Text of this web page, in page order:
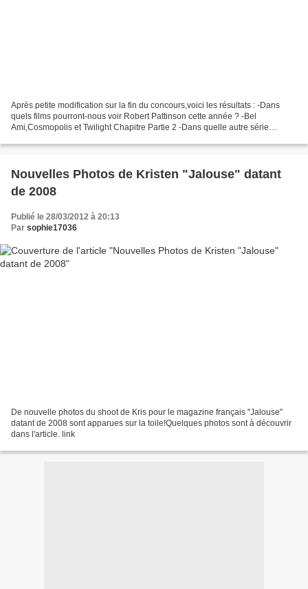
Après petite modification sur la fin du concours,voici les résultats : -Dans
quels films pourront-nous voir Robert Pattinson cette année ? -Bel
Ami,Cosmopolis et Twilight Chapitre Partie 2 -Dans quelle autre série
Nouvelles Photos de Kristen "Jalouse" datant
de 2008
Publié le 28/03/2012 à 20:13
Par sophie17036
De nouvelle photos du shoot de Kris pour le magazine français "Jalouse"
datant de 2008 sont apparues sur la toile!Quelques photos sont à découvrir
dans l'article. link